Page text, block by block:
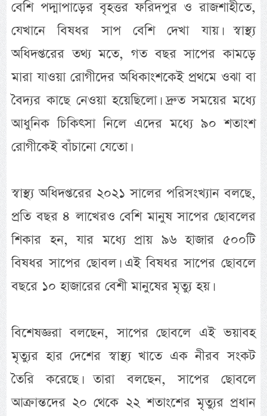
বেশি পদ্মাপাড়ের বৃহত্তর ফরিদপুর ও রাজশাহীতে,
যেখানে বিষধর সাপ বেশি দেখা যায়। স্বাস্থ্য
অধিদপ্তরের তথ্য মতে, গত বছর সাপের কামড়ে
মারা যাওয়া রোগীদের অধিকাংশকেই প্রথমে ওঝা বা
বৈদ্যর কাছে নেওয়া হয়েছিলো। দ্রুত সময়ের মধ্যে
আধুনিক চিকিৎসা নিলে এদের মধ্যে ৯০ শতাংশ
রোগীকেই বাঁচানো যেতো।
স্বাস্থ্য অধিদপ্তরের ২০২১ সালের পরিসংখ্যান বলছে,
প্রতি বছর ৪ লাখেরও বেশি মানুষ সাপের ছোবলের
শিকার হন, যার মধ্যে প্রায় ৯৬ হাজার ৫০০টি
বিষধর সাপের ছোবল। এই বিষধর সাপের ছোবলে
বছরে ১০ হাজারের বেশী মানুষের মৃত্যু হয়।
বিশেষজ্ঞরা বলছেন, সাপের ছোবলে এই ভয়াবহ
মৃত্যুর হার দেশের স্বাস্থ্য খাতে এক নীরব সংকট
তৈরি করেছে। তারা বলছেন, সাপের ছোবলে
আক্রান্তদের ২০ থেকে ২২ শতাংশের মৃত্যুর প্রধান